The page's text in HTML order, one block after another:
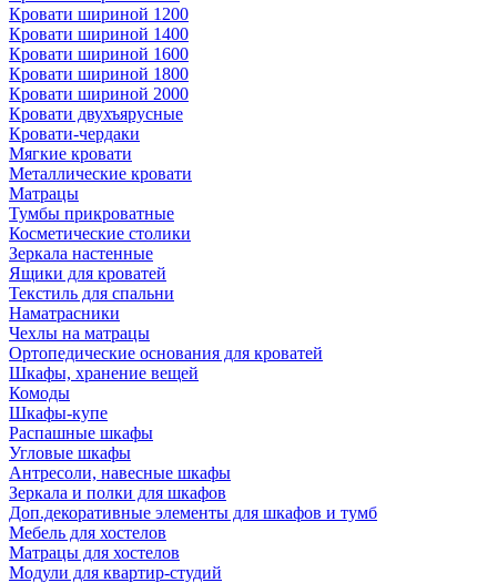
Кровати шириной 1200
Кровати шириной 1400
Кровати шириной 1600
Кровати шириной 1800
Кровати шириной 2000
Кровати двухъярусные
Кровати-чердаки
Мягкие кровати
Металлические кровати
Матрацы
Тумбы прикроватные
Косметические столики
Зеркала настенные
Ящики для кроватей
Текстиль для спальни
Наматрасники
Чехлы на матрацы
Ортопедические основания для кроватей
Шкафы, хранение вещей
Комоды
Шкафы-купе
Распашные шкафы
Угловые шкафы
Антресоли, навесные шкафы
Зеркала и полки для шкафов
Доп.декоративные элементы для шкафов и тумб
Мебель для хостелов
Матрацы для хостелов
Модули для квартир-студий